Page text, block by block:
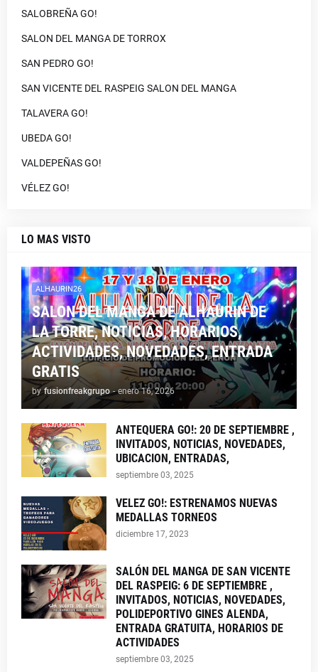
SALOBREÑA GO!
SALON DEL MANGA DE TORROX
SAN PEDRO GO!
SAN VICENTE DEL RASPEIG SALON DEL MANGA
TALAVERA GO!
UBEDA GO!
VALDEPEÑAS GO!
VÉLEZ GO!
LO MAS VISTO
ALHAURIN26
SALON DEL MANGA DE ALHAURIN DE
LA TORRE, NOTICIAS, HORARIOS,
ACTIVIDADES, NOVEDADES, ENTRADA
GRATIS
by fusionfreakgrupo - enero 16, 2026
ANTEQUERA GO!: 20 DE SEPTIEMBRE ,
INVITADOS, NOTICIAS, NOVEDADES,
UBICACION, ENTRADAS,
septiembre 03, 2025
VELEZ GO!: ESTRENAMOS NUEVAS
MEDALLAS TORNEOS
diciembre 17, 2023
SALÓN DEL MANGA DE SAN VICENTE
DEL RASPEIG: 6 DE SEPTIEMBRE ,
INVITADOS, NOTICIAS, NOVEDADES,
POLIDEPORTIVO GINES ALENDA,
ENTRADA GRATUITA, HORARIOS DE
ACTIVIDADES
septiembre 03, 2025